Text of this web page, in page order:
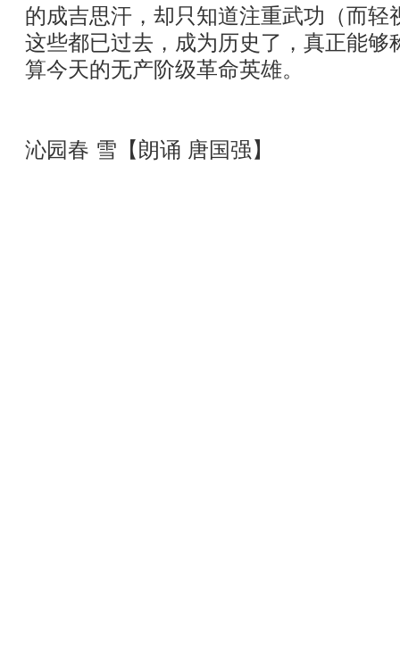
的成吉思汗，却只知道注重武功（而轻
这些都已过去，成为历史了，真正能够
算今天的无产阶级革命英雄。
沁园春 雪【朗诵 唐国强】